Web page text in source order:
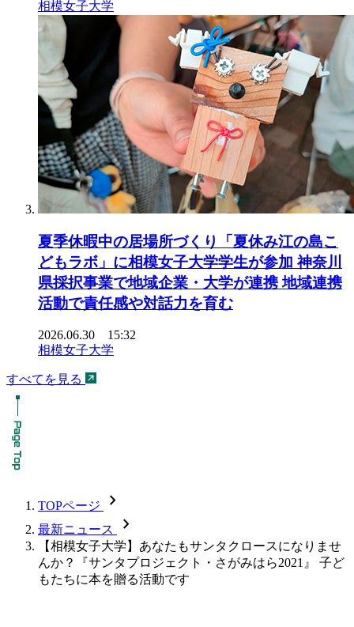
相模女子大学
夏季休暇中の居場所づくり「夏休み江の島こ
どもラボ」に相模女子大学学生が参加 神奈川
県採択事業で地域企業・大学が連携 地域連携
活動で責任感や対話力を育む
2026.06.30 15:32
相模女子大学
すべてを見る
TOPページ chevron_forward
最新ニュース chevron_forward
【相模女子大学】あなたもサンタクロースになりませ
んか？『サンタプロジェクト・さがみはら2021』 子ど
もたちに本を贈る活動です